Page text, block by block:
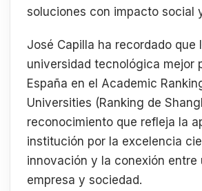
soluciones con impacto social
José Capilla ha recordado que
universidad tecnológica mejor
España en el Academic
Universities (Ranking de
reconocimiento que refleja la
institución por la excelencia
innovación y la conexión entre
empresa y sociedad.